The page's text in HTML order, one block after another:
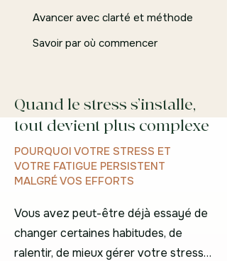
Avancer avec clarté et méthode
Savoir par où commencer
Quand le stress s’installe,
tout devient plus complexe
POURQUOI VOTRE STRESS ET
VOTRE FATIGUE PERSISTENT
MALGRÉ VOS EFFORTS
Vous avez peut-être déjà essayé de
changer certaines habitudes, de
ralentir, de mieux gérer votre stress…